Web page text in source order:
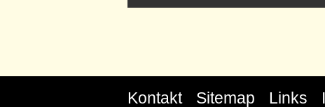
Kontakt Sitemap Links